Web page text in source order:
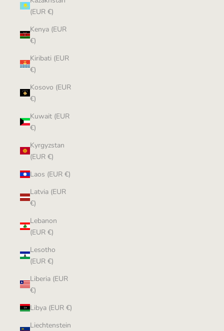
(EUR €)
Kenya (EUR
€)
Kiribati (EUR
€)
Kosovo (EUR
€)
Kuwait (EUR
€)
Kyrgyzstan
(EUR €)
Laos (EUR €)
Latvia (EUR
€)
Lebanon
(EUR €)
Lesotho
(EUR €)
Liberia (EUR
€)
Libya (EUR €)
Liechtenstein